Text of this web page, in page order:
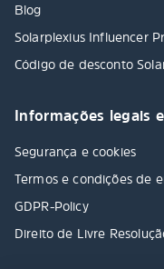
Blog
Solarplexius Influencer
Código de desconto
Informações legais
Segurança e cookies
Termos e condições de
GDPR-Policy
Direito de Livre